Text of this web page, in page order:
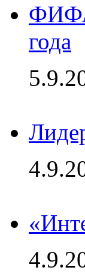
ФИФА
года